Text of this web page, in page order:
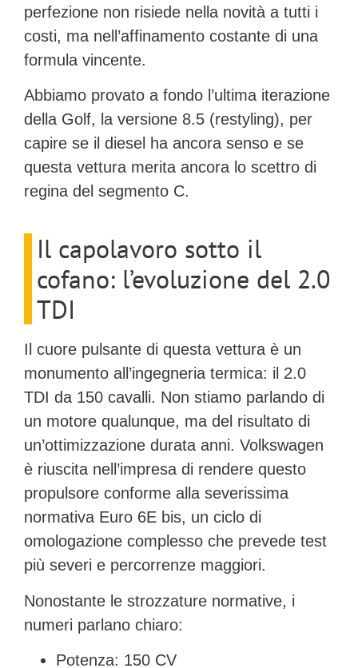
perfezione non risiede nella novità a tutti i
costi, ma nell’affinamento costante di una
formula vincente.
Abbiamo provato a fondo l’ultima iterazione
della Golf, la versione 8.5 (restyling), per
capire se il diesel ha ancora senso e se
questa vettura merita ancora lo scettro di
regina del segmento C.
Il capolavoro sotto il
cofano: l’evoluzione del 2.0
TDI
Il cuore pulsante di questa vettura è un
monumento all’ingegneria termica: il 2.0
TDI da 150 cavalli. Non stiamo parlando di
un motore qualunque, ma del risultato di
un’ottimizzazione durata anni. Volkswagen
è riuscita nell’impresa di rendere questo
propulsore conforme alla severissima
normativa Euro 6E bis, un ciclo di
omologazione complesso che prevede test
più severi e percorrenze maggiori.
Nonostante le strozzature normative, i
numeri parlano chiaro:
Potenza: 150 CV